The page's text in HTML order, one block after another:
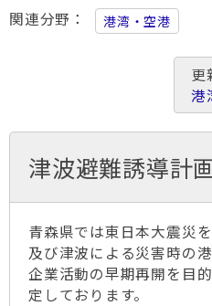
関連分野
港湾・空港
更
港
津波避難誘導計
青森県では東日本大震災
及び津波による災害時の
企業活動の早期再開を目
定しております。